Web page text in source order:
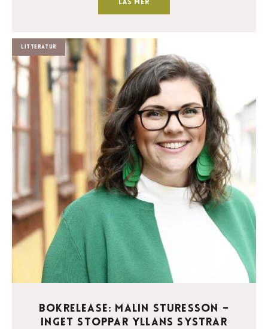
Litteratur
Bokrelease: Malin Sturesson –
Inget stoppar Yllans systrar